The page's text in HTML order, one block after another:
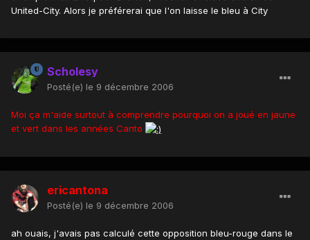
United-City. Alors je préférerai que l'on laisse le bleu à City
Scholesy
Posté(e) le 9 décembre 2006
Moi ça m'aide surtout à comprendre pourquoi on a joué en jaune
et vert dans les années Canto
ericantona
Posté(e) le 9 décembre 2006
ah ouais, j'avais pas calculé cette opposition bleu-rouge dans le